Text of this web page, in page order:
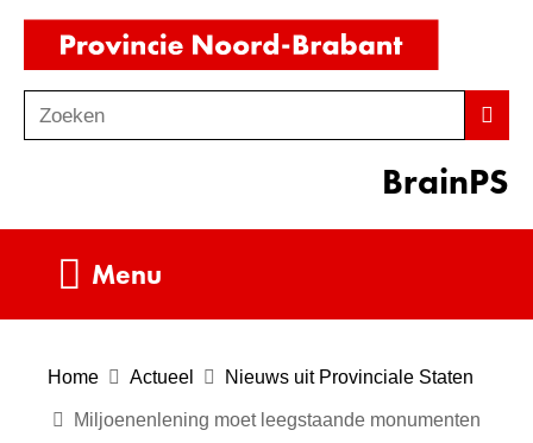
Ga
de
inhoud
o
Zoeken
BrainPS
Menu
Home Actueel Nieuws uit Provinciale Staten
Miljoenenlening moet leegstaande monumenten